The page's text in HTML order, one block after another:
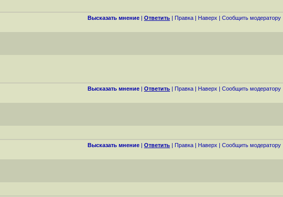
Высказать мнение | Ответить | Правка | Наверх | Cообщить модератору
Высказать мнение | Ответить | Правка | Наверх | Cообщить модератору
Высказать мнение | Ответить | Правка | Наверх | Cообщить модератору